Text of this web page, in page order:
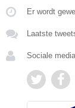
Er wordt
Laatste
Sociale